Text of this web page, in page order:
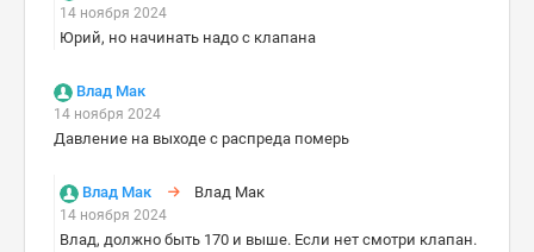
14 ноября 2024
Юрий, но начинать надо с клапана
Влад Мак
14 ноября 2024
Давление на выходе с распреда померь
Влад Мак Влад Мак
14 ноября 2024
Влад, должно быть 170 и выше. Если нет смотри клапан.